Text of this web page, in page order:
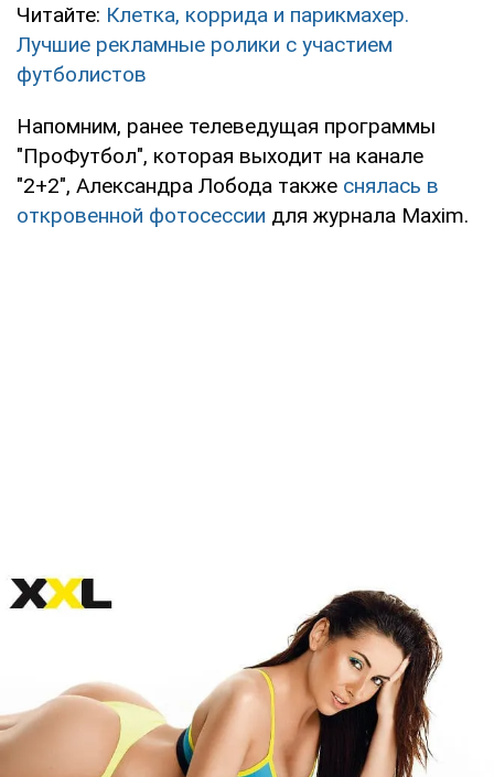
Читайте: Клетка, коррида и парикмахер.
Лучшие рекламные ролики с участием
футболистов
Напомним, ранее телеведущая программы
"ПроФутбол", которая выходит на канале
"2+2", Александра Лобода также снялась в
откровенной фотосессии для журнала Maxim.